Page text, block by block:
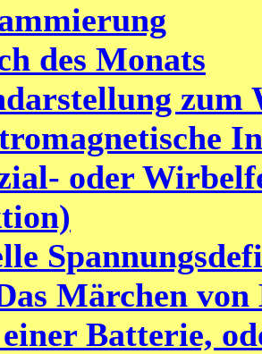
des Monats
oder
Märchen von
Batterie,